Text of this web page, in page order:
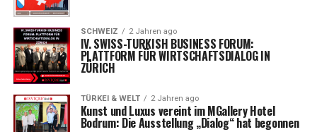
SCHWEIZ 2 Jahren ago
IV. SWISS-TURKISH BUSINESS FORUM:
PLATTFORM FÜR WIRTSCHAFTSDIALOG IN
ZÜRICH
TÜRKEI & WELT 2 Jahren ago
Kunst und Luxus vereint im MGallery Hotel
Bodrum: Die Ausstellung „Dialog“ hat begonnen